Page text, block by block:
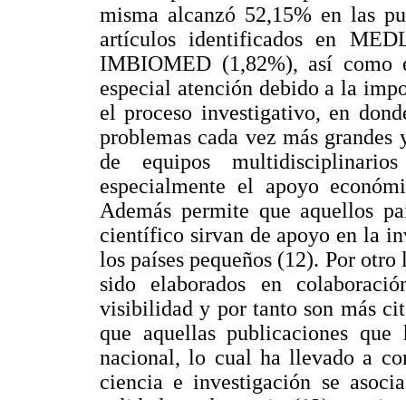
misma alcanzó 52,15% en las
artículos identificados en
IMBIOMED (1,82%), así como
especial atención debido a la
el proceso investigativo, en
problemas cada vez más
de equipos
especialmente el apoyo
Además permite que aquellos
científico sirvan de apoyo en la
los países pequeños (12). Por
sido elaborados en
visibilidad y por tanto son más
que aquellas publicaciones
nacional, lo cual ha llevado a
ciencia e investigación se